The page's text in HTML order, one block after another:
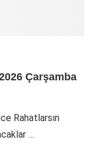
Çarşamba
Rahatlarsın
…